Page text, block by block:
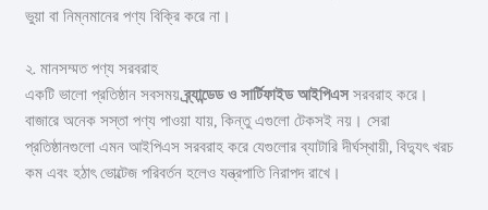
ভুয়া বা নিম্নমানের পণ্য বিক্রি করে না।
২. মানসম্মত পণ্য সরবরাহ
একটি ভালো প্রতিষ্ঠান সবসময়ব্র্যান্ডেড ও সার্টিফাইড আইপিএসসরবরাহ করে।
বাজারে অনেক সস্তা পণ্য পাওয়া যায়, কিন্তু এগুলো টেকসই নয়। সেরা
প্রতিষ্ঠানগুলো এমন আইপিএস সরবরাহ করে যেগুলোর ব্যাটারি দীর্ঘস্থায়ী, বিদ্যুৎ খরচ
কম এবং হঠাৎ ভোল্টেজ পরিবর্তন হলেও যন্ত্রপাতি নিরাপদ রাখে।